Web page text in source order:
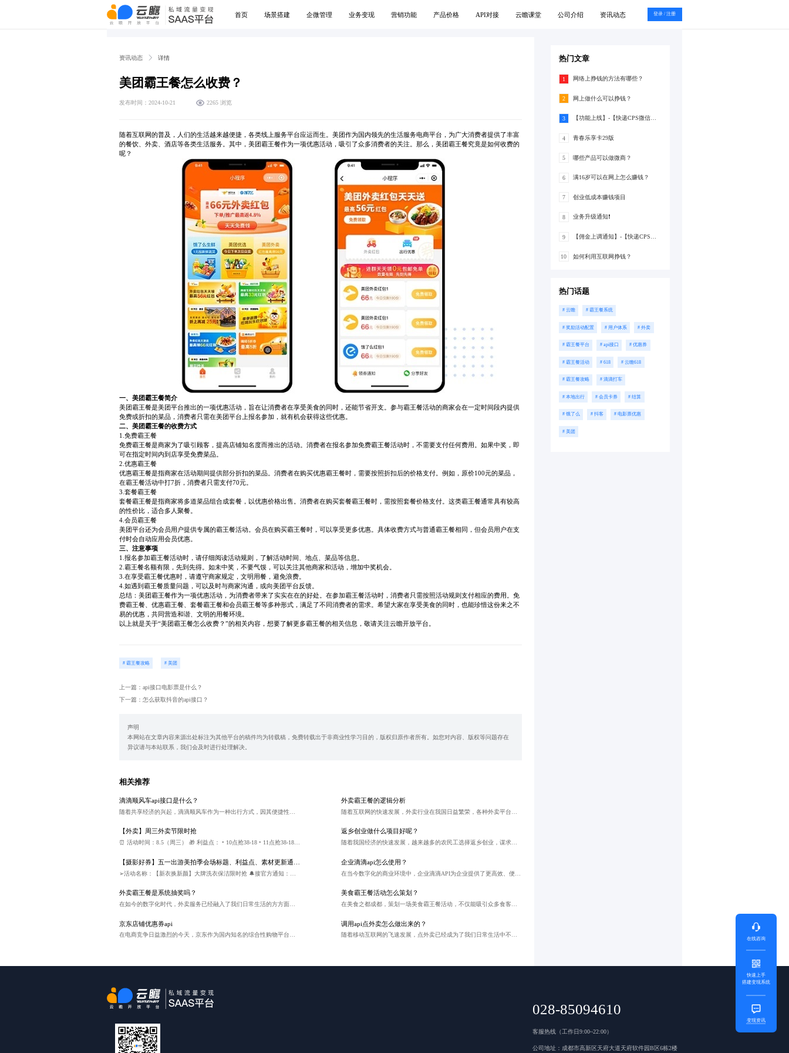
首页 场景搭建 企微管理 业务变现 营销功能 产品价格 API对接 云瞻课堂 公司介绍 资讯动态 登录 / 注册
资讯动态 详情
美团霸王餐怎么收费？
发布时间：2024-10-21 2265 浏览
随着互联网的普及，人们的生活越来越便捷，各类线上服务平台应运而生。美团作为国内领先的生活服务电商平台，为广大消费者提供了丰富
的餐饮、外卖、酒店等各类生活服务。其中，美团霸王餐作为一项优惠活动，吸引了众多消费者的关注。那么，美团霸王餐究竟是如何收费的
呢？
一、美团霸王餐简介
美团霸王餐是美团平台推出的一项优惠活动，旨在让消费者在享受美食的同时，还能节省开支。参与霸王餐活动的商家会在一定时间段内提供
免费或折扣的菜品，消费者只需在美团平台上报名参加，就有机会获得这些优惠。
二、美团霸王餐的收费方式
1.免费霸王餐
免费霸王餐是商家为了吸引顾客，提高店铺知名度而推出的活动。消费者在报名参加免费霸王餐活动时，不需要支付任何费用。如果中奖，即
可在指定时间内到店享受免费菜品。
2.优惠霸王餐
优惠霸王餐是指商家在活动期间提供部分折扣的菜品。消费者在购买优惠霸王餐时，需要按照折扣后的价格支付。例如，原价100元的菜品，
在霸王餐活动中打7折，消费者只需支付70元。
3.套餐霸王餐
套餐霸王餐是指商家将多道菜品组合成套餐，以优惠价格出售。消费者在购买套餐霸王餐时，需按照套餐价格支付。这类霸王餐通常具有较高
的性价比，适合多人聚餐。
4.会员霸王餐
美团平台还为会员用户提供专属的霸王餐活动。会员在购买霸王餐时，可以享受更多优惠。具体收费方式与普通霸王餐相同，但会员用户在支
付时会自动应用会员优惠。
三、注意事项
1.报名参加霸王餐活动时，请仔细阅读活动规则，了解活动时间、地点、菜品等信息。
2.霸王餐名额有限，先到先得。如未中奖，不要气馁，可以关注其他商家和活动，增加中奖机会。
3.在享受霸王餐优惠时，请遵守商家规定，文明用餐，避免浪费。
4.如遇到霸王餐质量问题，可以及时与商家沟通，或向美团平台反馈。
总结：美团霸王餐作为一项优惠活动，为消费者带来了实实在在的好处。在参加霸王餐活动时，消费者只需按照活动规则支付相应的费用。免
费霸王餐、优惠霸王餐、套餐霸王餐和会员霸王餐等多种形式，满足了不同消费者的需求。希望大家在享受美食的同时，也能珍惜这份来之不
易的优惠，共同营造和谐、文明的用餐环境。
以上就是关于“美团霸王餐怎么收费？”的相关内容，想要了解更多霸王餐的相关信息，敬请关注云瞻开放平台。
# 霸王餐攻略 # 美团
上一篇：api接口电影票是什么？
下一篇：怎么获取抖音的api接口？
声明
本网站在文章内容来源出处标注为其他平台的稿件均为转载稿，免费转载出于非商业性学习目的，版权归原作者所有。如您对内容、版权等问题存在
异议请与本站联系，我们会及时进行处理解决。
相关推荐
滴滴顺风车api接口是什么？ 外卖霸王餐的逻辑分析
【外卖】周三外卖节限时抢
⏰ 活动时间：8.5（周三） 🎁 利益点： • 10点抢38-18 • 11点抢38-18 🔗美团外卖节取链直达： #小程序://云瞻助手/i7EpCyt4WLHoKSG
返乡创业做什么项目好呢？
随着我国经济的快速发展，越来越多的农民工选择返乡创业，谋求一番新的事业。那么，对于这些返乡创业者来说，选择什么样的项目才能实现事业的成功呢？
企业滴滴api怎么使用？
外卖霸王餐是系统抽奖吗？ 美食霸王餐活动怎么策划？
京东店铺优惠券api
在电商竞争日益激烈的今天，京东作为国内知名的综合性购物平台，不断推出创新的营销工具以提升商家与消费者的互动体验。其中，京东店铺优惠券API的推出，为商家提供了一种高效、便捷的营销手段，帮助店铺吸引流量、提高转化率和顾客满意度。本文将深入探讨京东店铺优惠券API的接入流程、功能特性和应用场景，以及它如何助力商家在电商营销中占据优势。
调用api点外卖怎么做出来的？
随着移动互联网的飞速发展，点外卖已经成为了我们日常生活中不可或缺的一部分。只需轻轻一点，美食就能送到家，极大地方便了我们的生活。那么，你是否好奇过，调用API点外卖是怎么实现的呢？
热门文章
1 网络上挣钱的方法有哪些？
2 网上做什么可以挣钱？
3 【功能上线】-【快递CPS微信支付分】
4 青春乐享卡29版
5 哪些产品可以做微商？
6 满16岁可以在网上怎么赚钱？
7 创业低成本赚钱项目
8 业务升级通知❗
9
10 如何利用互联网挣钱？
热门话题
# 云瞻 # 霸王餐系统
# 奖励活动配置 # 用户体系 # 外卖
# 霸王餐平台 # api接口 # 优惠券
# 霸王餐活动 # 618 # 云瞻618
# 霸王餐攻略 # 滴滴打车
# 本地出行 # 会员卡券 # 结算
# 饿了么 # 抖客 # 电影票优惠
# 美团
028-85094610
客服热线（工作日9:00~22:00）
公司地址：成都市高新区天府大道天府软件园B区6栋2楼
在线咨询
快速上手
搭建变现系统
变现资讯